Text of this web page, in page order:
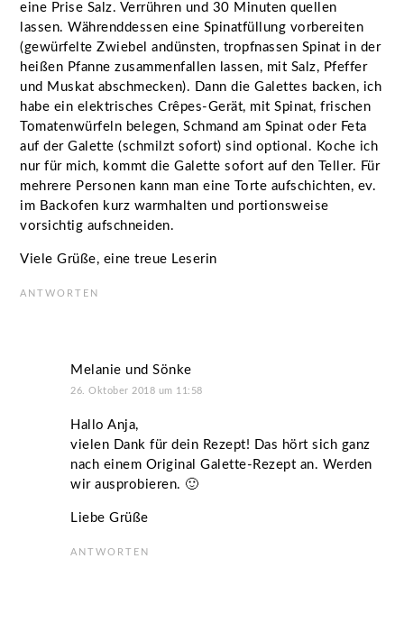
eine Prise Salz. Verrühren und 30 Minuten quellen
lassen. Währenddessen eine Spinatfüllung vorbereiten
(gewürfelte Zwiebel andünsten, tropfnassen Spinat in der
heißen Pfanne zusammenfallen lassen, mit Salz, Pfeffer
und Muskat abschmecken). Dann die Galettes backen, ich
habe ein elektrisches Crêpes-Gerät, mit Spinat, frischen
Tomatenwürfeln belegen, Schmand am Spinat oder Feta
auf der Galette (schmilzt sofort) sind optional. Koche ich
nur für mich, kommt die Galette sofort auf den Teller. Für
mehrere Personen kann man eine Torte aufschichten, ev.
im Backofen kurz warmhalten und portionsweise
vorsichtig aufschneiden.
Viele Grüße, eine treue Leserin
ANTWORTEN
Melanie und Sönke
26. Oktober 2018 um 11:58
Hallo Anja,
vielen Dank für dein Rezept! Das hört sich ganz
nach einem Original Galette-Rezept an. Werden
wir ausprobieren. 🙂
Liebe Grüße
ANTWORTEN